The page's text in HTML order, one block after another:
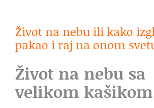
Život na nebu ili kako
pakao i raj na onom
Život na nebu sa
velikom